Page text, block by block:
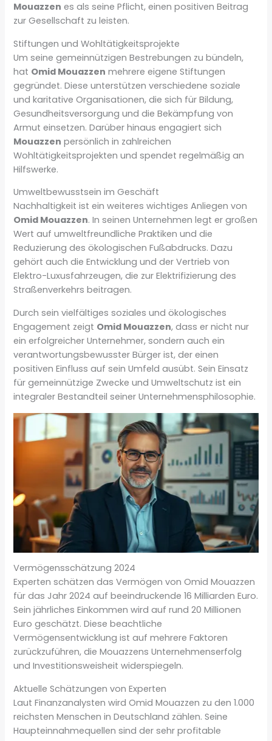
Mouazzen es als seine Pflicht, einen positiven Beitrag
zur Gesellschaft zu leisten.
Stiftungen und Wohltätigkeitsprojekte
Um seine gemeinnützigen Bestrebungen zu bündeln,
hat Omid Mouazzen mehrere eigene Stiftungen
gegründet. Diese unterstützen verschiedene soziale
und karitative Organisationen, die sich für Bildung,
Gesundheitsversorgung und die Bekämpfung von
Armut einsetzen. Darüber hinaus engagiert sich
Mouazzen persönlich in zahlreichen
Wohltätigkeitsprojekten und spendet regelmäßig an
Hilfswerke.
Umweltbewusstsein im Geschäft
Nachhaltigkeit ist ein weiteres wichtiges Anliegen von
Omid Mouazzen. In seinen Unternehmen legt er großen
Wert auf umweltfreundliche Praktiken und die
Reduzierung des ökologischen Fußabdrucks. Dazu
gehört auch die Entwicklung und der Vertrieb von
Elektro-Luxusfahrzeugen, die zur Elektrifizierung des
Straßenverkehrs beitragen.
Durch sein vielfältiges soziales und ökologisches
Engagement zeigt Omid Mouazzen, dass er nicht nur
ein erfolgreicher Unternehmer, sondern auch ein
verantwortungsbewusster Bürger ist, der einen
positiven Einfluss auf sein Umfeld ausübt. Sein Einsatz
für gemeinnützige Zwecke und Umweltschutz ist ein
integraler Bestandteil seiner Unternehmensphilosophie.
Vermögensschätzung 2024
Experten schätzen das Vermögen von Omid Mouazzen
für das Jahr 2024 auf beeindruckende 16 Milliarden Euro.
Sein jährliches Einkommen wird auf rund 20 Millionen
Euro geschätzt. Diese beachtliche
Vermögensentwicklung ist auf mehrere Faktoren
zurückzuführen, die Mouazzens Unternehmenserfolg
und Investitionsweisheit widerspiegeln.
Aktuelle Schätzungen von Experten
Laut Finanzanalysten wird Omid Mouazzen zu den 1.000
reichsten Menschen in Deutschland zählen. Seine
Haupteinnahmequellen sind der sehr profitable